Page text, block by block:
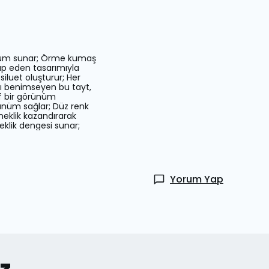
sunar; Örme kumaş
eden tasarımıyla
oluşturur; Her
benimseyen bu tayt,
bir görünüm
sağlar; Düz renk
kazandırarak
dengesi sunar;
Yorum Yap